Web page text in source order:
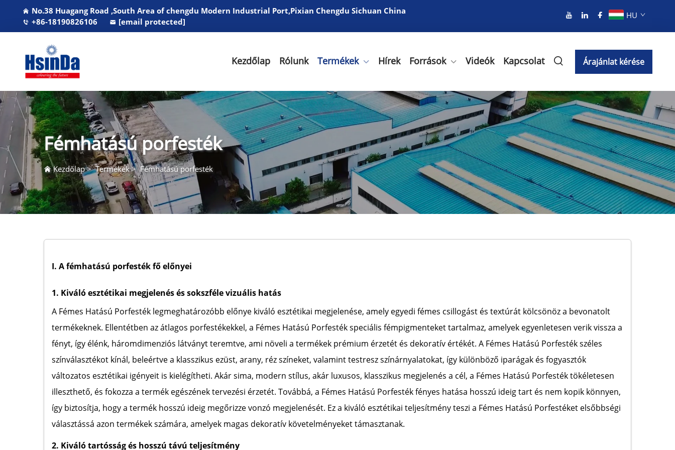
No.38 Huagang Road ,South Area of chengdu Modern Industrial Port,Pixian Chengdu Sichuan China
+86-18190826106
[email protected]
HU
Kezdőlap Rólunk Termékek Hírek Források Videók Kapcsolat Árajánlat kérése
Fémhatású porfesték
Kezdőlap>Termékek>Fémhatású porfesték
I. A fémhatású porfesték fő előnyei
1. Kiváló esztétikai megjelenés és sokszféle vizuális hatás
A Fémes Hatású Porfesték legmeghatározóbb előnye kiváló esztétikai megjelenése, amely egyedi fémes csillogást és textúrát kölcsönöz a bevonatolt
termékeknek. Ellentétben az átlagos porfestékekkel, a Fémes Hatású Porfesték speciális fémpigmenteket tartalmaz, amelyek egyenletesen verik vissza a
fényt, így élénk, háromdimenziós látványt teremtve, ami növeli a termékek prémium érzetét és dekoratív értékét. A Fémes Hatású Porfesték széles
színválasztékot kínál, beleértve a klasszikus ezüst, arany, réz színeket, valamint testresz színárnyalatokat, így különböző iparágak és fogyasztók
változatos esztétikai igényeit is kielégítheti. Akár sima, modern stílus, akár luxusos, klasszikus megjelenés a cél, a Fémes Hatású Porfesték tökéletesen
illeszthető, és fokozza a termék egészének tervezési érzetét. Továbbá, a Fémes Hatású Porfesték fényes hatása hosszú ideig tart és nem kopik könnyen,
így biztosítja, hogy a termék hosszú ideig megőrizze vonzó megjelenését. Ez a kiváló esztétikai teljesítmény teszi a Fémes Hatású Porfestéket elsőbbségi
választássá azon termékek számára, amelyek magas dekoratív követelményeket támasztanak.
2. Kiváló tartósság és hosszú távú teljesítmény